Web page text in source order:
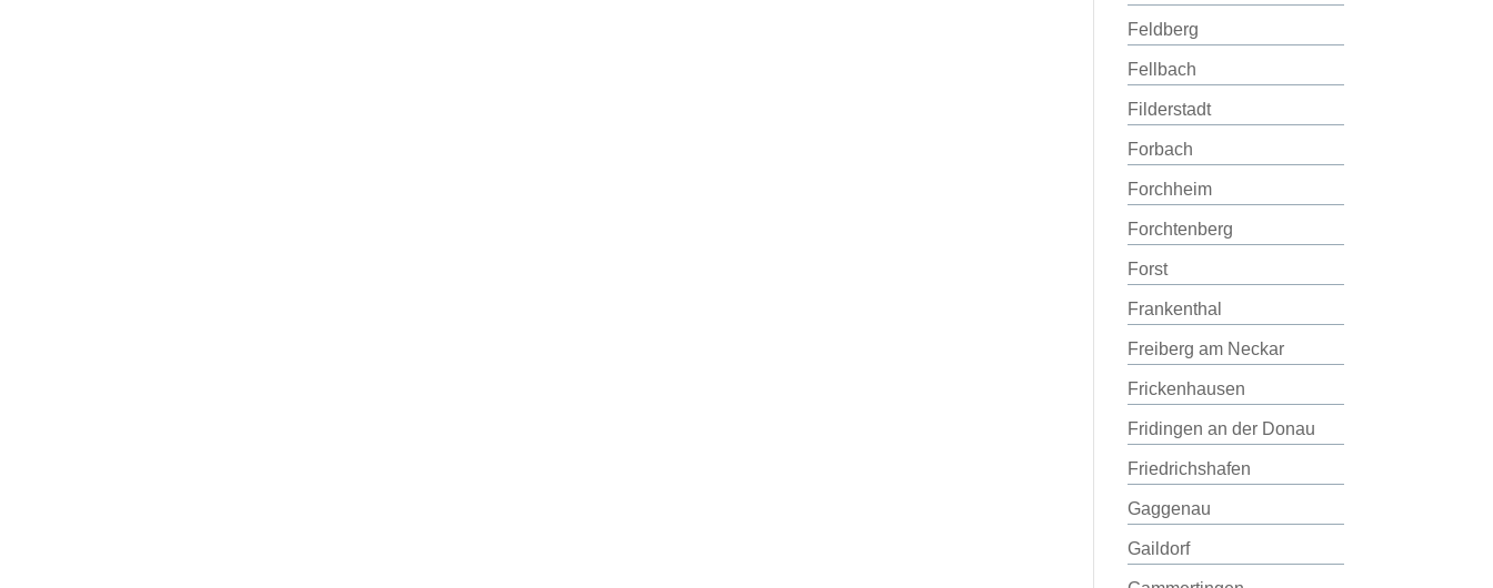
Feldberg
Fellbach
Filderstadt
Forbach
Forchheim
Forchtenberg
Forst
Frankenthal
Freiberg am Neckar
Frickenhausen
Fridingen an der Donau
Friedrichshafen
Gaggenau
Gaildorf